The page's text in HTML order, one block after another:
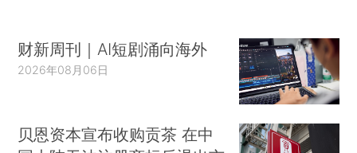
财新周刊｜AI短剧涌向海外
2026年08月06日
贝恩资本宣布收购贡茶 在中